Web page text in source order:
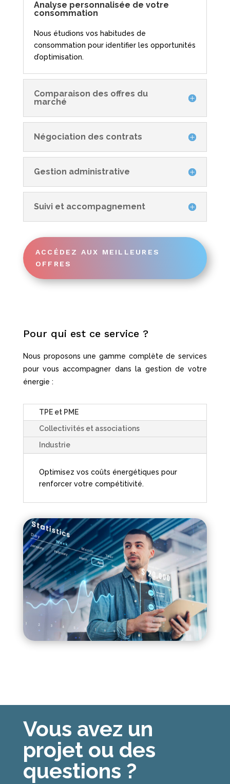
Analyse personnalisée de votre
consommation
Nous étudions vos habitudes de
consommation pour identifier les opportunités
d’optimisation.
Comparaison des offres du
marché
Négociation des contrats
Gestion administrative
Suivi et accompagnement
ACCÉDEZ AUX MEILLEURES
OFFRES
Pour qui est ce service ?
Nous proposons une gamme complète de services
pour vous accompagner dans la gestion de votre
énergie :
TPE et PME
Collectivités et associations
Industrie
Optimisez vos coûts énergétiques pour
renforcer votre compétitivité.
Vous avez un
projet ou des
questions ?